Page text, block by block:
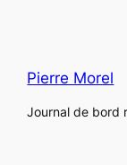
Pierre Morel
Journal de bord